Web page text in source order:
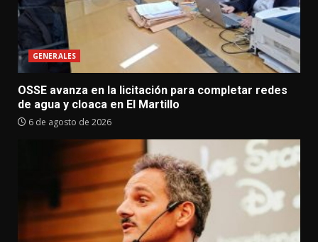
GENERALES
OSSE avanza en la licitación para completar redes
de agua y cloaca en El Martillo
6 de agosto de 2026